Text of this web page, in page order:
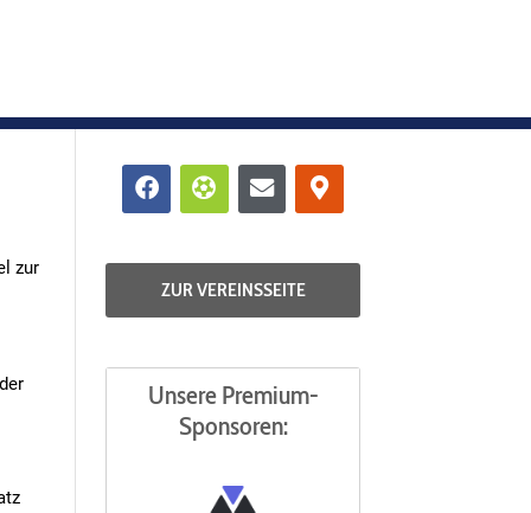
zur
Facebook
FutbolEnvelope
Map-
marker-
alt
ZUR VEREINSSEITE
Unsere Premium-
Sponsoren: